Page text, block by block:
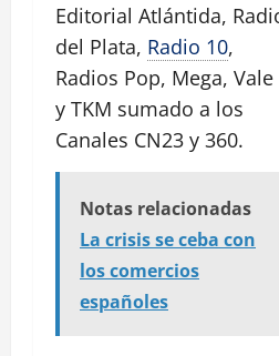
Editorial Atlántida,
del Plata, Radio 10,
Radios Pop, Mega, Vale
y TKM sumado a los
Canales CN23 y 360.
Notas relacionadas
La crisis se ceba con
los comercios
españoles